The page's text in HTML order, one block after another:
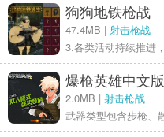
狗狗地铁枪战
47.4MB | 射击枪战
爆枪英雄中文版
2.0MB | 射击枪战